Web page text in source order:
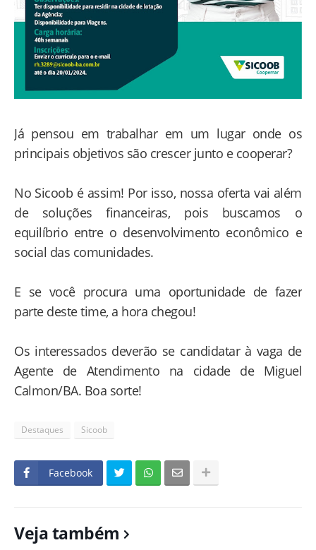
Já pensou em trabalhar em um lugar onde os
principais objetivos são crescer junto e cooperar?
No Sicoob é assim! Por isso, nossa oferta vai além
de soluções financeiras, pois buscamos o
equilíbrio entre o desenvolvimento econômico e
social das comunidades.
E se você procura uma oportunidade de fazer
parte deste time, a hora chegou!
Os interessados deverão se candidatar à vaga de
Agente de Atendimento na cidade de Miguel
Calmon/BA. Boa sorte!
Destaques Sicoob
Facebook
Veja também